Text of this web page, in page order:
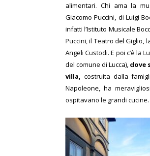
alimentari. Chi ama la
Giacomo Puccini, di Luigi
infatti l’Istituto Musicale
Puccini, il Teatro del Giglio,
Angeli Custodi. E poi c’è la
del comune di Lucca), dove
villa, costruita dalla
Napoleone, ha
ospitavano le grandi cucine.